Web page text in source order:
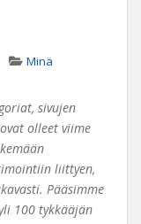
Minä
sivujen
olleet viime
liittyen,
Pääsimme
100 tykkääjän